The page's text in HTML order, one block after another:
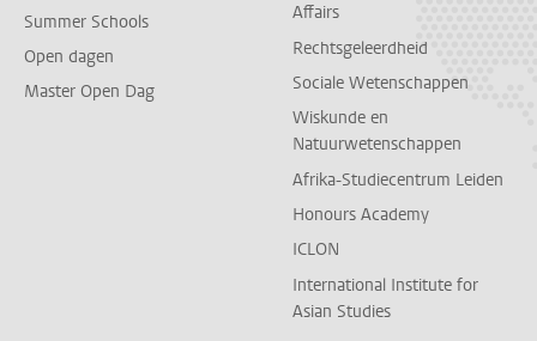
Summer Schools
Open dagen
Master Open Dag
Affairs
Rechtsgeleerdheid
Sociale Wetenschappen
Wiskunde en
Natuurwetenschappen
Afrika-Studiecentrum Leiden
Honours Academy
ICLON
International Institute for
Asian Studies